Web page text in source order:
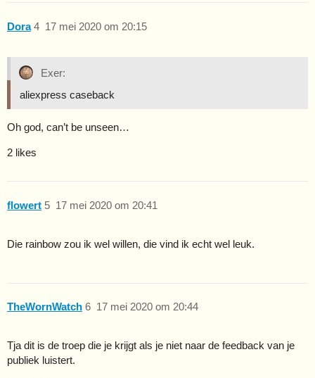
Dora 17 mei 2020 om 20:15
4
Exer:
aliexpress caseback
Oh god, can’t be unseen…
2 likes
flowert 17 mei 2020 om 20:41
5
Die rainbow zou ik wel willen, die vind ik echt wel leuk.
TheWornWatch 17 mei 2020 om 20:44
6
Tja dit is de troep die je krijgt als je niet naar de feedback van je
publiek luistert.